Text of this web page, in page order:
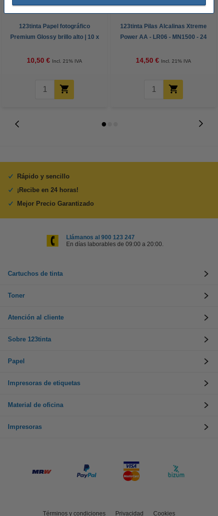
123tinta Papel fotográfico
Premium Glossy brillo alto | 10 x
10,50 € Incl. 21% IVA
123tinta Pilas Alcalinas Xtreme
Power AA - LR06 - MN1500 - 24
14,50 € Incl. 21% IVA
Rápido y sencillo
¡Recibe en 24 horas!
Mejor Precio Garantizado
Llámanos al 900 123 247
En días laborables de 09:00 a 20:00.
Cartuchos de tinta
Toner
Atención al cliente
Sobre 123tinta
Papel
Impresoras de etiquetas
Material de oficina
Impresoras
Términos y condiciones Privacidad Cookies